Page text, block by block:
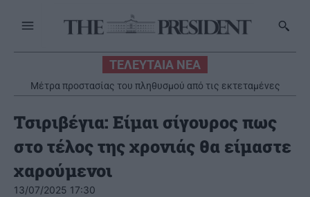
ΤΕΛΕΥΤΑΙΑ ΝΕΑ
Μέτρα προστασίας του πληθυσμού από τις εκτεταμένες
πυρκαγιές
Τσιριβέγια: Είμαι σίγουρος πως
στο τέλος της χρονιάς θα είμαστε
χαρούμενοι
13/07/2025 17:30